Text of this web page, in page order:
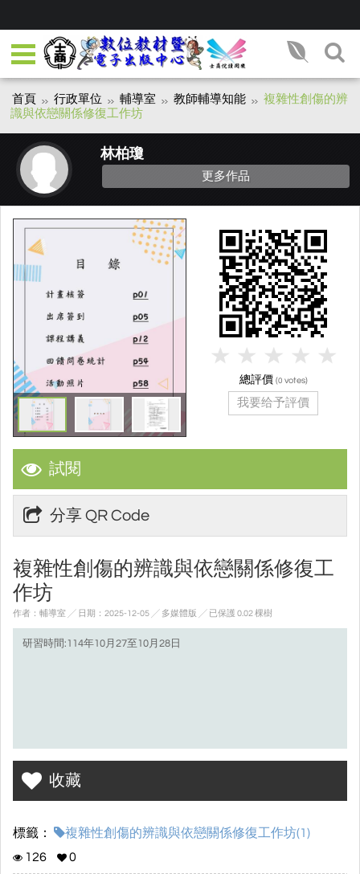
首頁 行政單位 輔導室 教師輔導知能
複雜性創傷的辨
識與依戀關係修復工作坊
林柏瓊
更多作品
試閱
分享 QR Code
複雜性創傷的辨識與依戀關係修復工
作坊
作者：輔導室 ╱ 日期：2025-12-05 ╱ 多媒體版 ╱ 已保護 0.02 棵樹
研習時間:114年10月27至10月28日
收藏
標籤：
複雜性創傷的辨識與依戀關係修復工作坊(1)
126
0
總評價 (0 votes)
我要给予評價